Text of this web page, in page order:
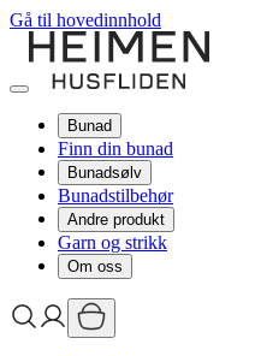
Gå til hovedinnhold
Bunad
Finn din bunad
Bunadsølv
Bunadstilbehør
Andre produkt
Garn og strikk
Om oss